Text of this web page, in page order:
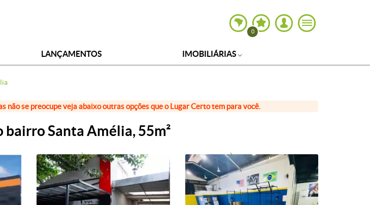
0
LANÇAMENTOS IMOBILIÁRIAS
não se preocupe veja abaixo outras opções que o Lugar Certo tem para você.
bairro Santa Amélia, 55m²